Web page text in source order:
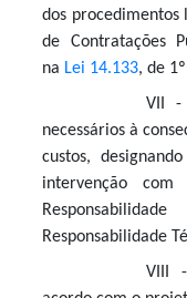
dos procedimentos
de Contratações
na Lei 14.133, de
VII -
necessários à
custos,
intervenção
Responsabilidade
VIII